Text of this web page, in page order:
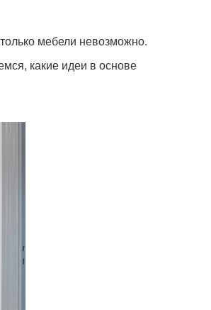
мебели невозможно.
какие идеи в основе